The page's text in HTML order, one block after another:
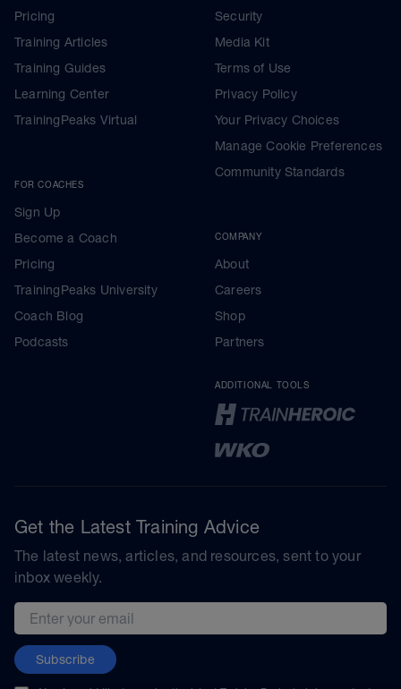
Pricing
Training Articles
Training Guides
Learning Center
TrainingPeaks Virtual
FOR COACHES
Sign Up
Become a Coach
Pricing
TrainingPeaks University
Coach Blog
Podcasts
Security
Media Kit
Terms of Use
Privacy Policy
Your Privacy Choices
Manage Cookie Preferences
Community Standards
COMPANY
About
Careers
Shop
Partners
ADDITIONAL TOOLS
Get the Latest Training Advice
The latest news, articles, and resources, sent to your
inbox weekly.
Email address
Subscribe